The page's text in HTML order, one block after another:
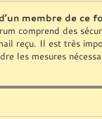
membre de ce
comprend des
reçu. Il est très
les mesures